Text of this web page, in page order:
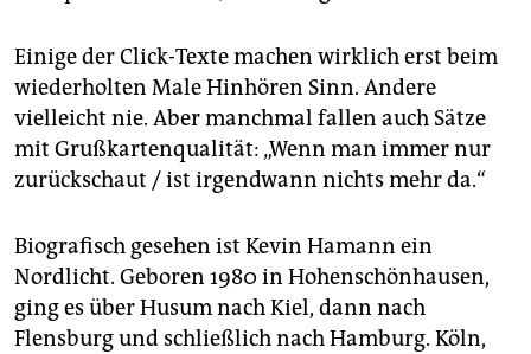
Einige der Click-Texte machen wirklich erst beim
wiederholten Male Hinhören Sinn. Andere
vielleicht nie. Aber manchmal fallen auch Sätze
mit Grußkartenqualität: „Wenn man immer nur
zurückschaut / ist irgendwann nichts mehr da.“
Biografisch gesehen ist Kevin Hamann ein
Nordlicht. Geboren 1980 in Hohenschönhausen,
ging es über Husum nach Kiel, dann nach
Flensburg und schließlich nach Hamburg. Köln,